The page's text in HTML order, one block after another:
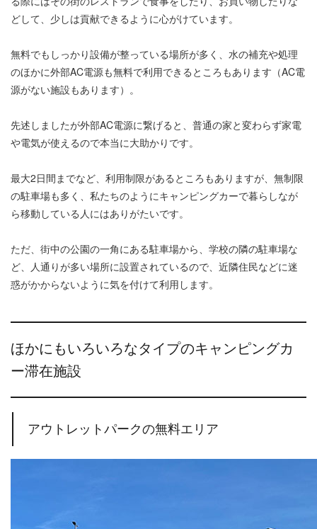
どして、少しは貢献できるように心がけています。
無料でもしっかり設備が整っている場所が多く、水の補充や処理
のほかに外部AC電源も無料で利用できるところもあります（AC電
源がない施設もあります）。
先述しましたが外部AC電源に繋げると、普通の家と変わらず家電
や電気が使えるので本当に大助かりです。
最大2日間までなど、利用制限があるところもありますが、無制限
の駐車場も多く、私たちのようにキャンピングカーで暮らしなが
ら移動している人にはありがたいです。
ただ、街中の公園の一角にある駐車場から、学校の隣の駐車場な
ど、人通りが多い場所に設置されているので、近隣住民などに迷
惑がかからないように気を付けて利用します。
ほかにもいろいろなタイプのキャンピングカ
ー滞在施設
アウトレットパークの無料エリア